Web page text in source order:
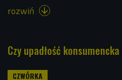
rozwiń 
Czy upadłość